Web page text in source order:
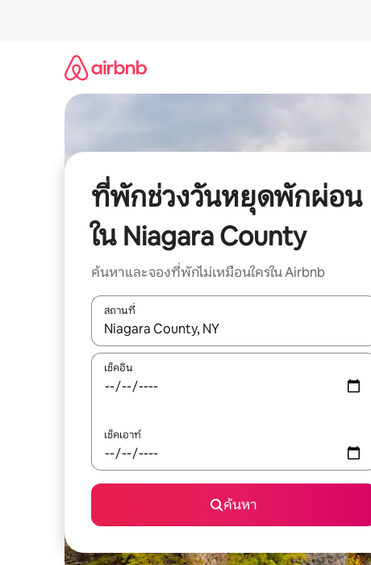
ที่พักช่วงวันหยุดพักผ่อน
ใน Niagara County
ค้นหาและจองที่พักไม่เหมือนใครใน Airbnb
สถานที่
ใช้ลูกศรขึ้นลง หรือใช้การสัมผัสหรือปัด เพื่อสำรวจผลก
เช็คอิน
เช็คเอาท์
ค้นหา